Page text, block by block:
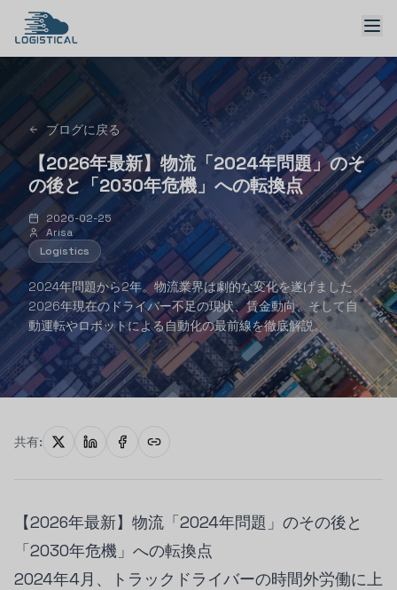
ソリューション
日本語 → English
デモを予約
ブログに戻る
【2026年最新】物流「2024年問題」のそ
の後と「2030年危機」への転換点
2026-02-25
Arisa
Logistics
2024年問題から2年。物流業界は劇的な変化を遂げました。
2026年現在のドライバー不足の現状、賃金動向、そして自
動運転やロボットによる自動化の最前線を徹底解説。
共有:
【2026年最新】物流「2024年問題」のその後と
「2030年危機」への転換点
2024年4月、トラックドライバーの時間外労働に上